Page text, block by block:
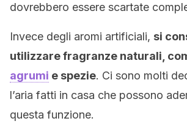
dovrebbero essere scartate
Invece degli aromi artificiali, si
utilizzare fragranze naturali,
agrumi e spezie. Ci sono molti
l’aria fatti in casa che possono
questa funzione.